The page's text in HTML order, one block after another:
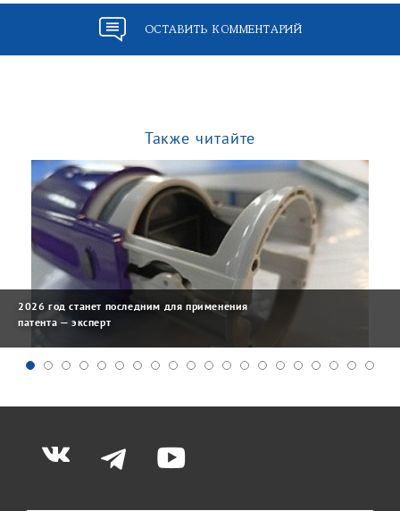
ОСТАВИТЬ КОММЕНТАРИЙ
Также читайте
2026 год станет последним для применения
патента — эксперт